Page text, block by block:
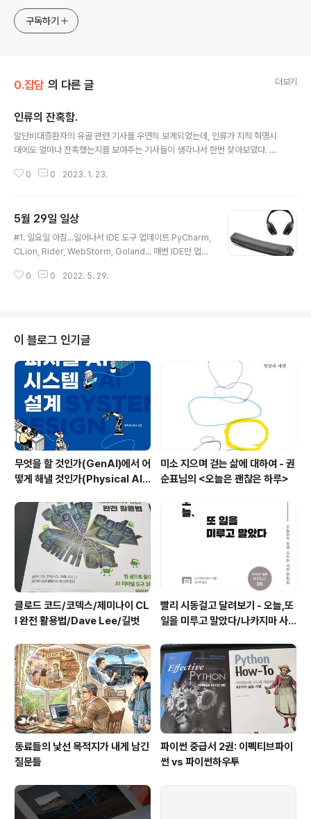
구독하기
0.잡담 의 다른 글 더보기
인류의 잔혹함.
말단비대증환자의 유골 관련 기사를 우연히 보게되었는데, 인류가 지적 혁명시
대에도 얼마나 잔혹했는지를 보여주는 기사들이 생각나서 한번 찾아보았다. #1.
납치되어 영국으로 강제 이주된 이후, 시신이 20세기 후반까지 자연사 박물관
녀! 도대체 왜? 사르키 바트만이라는 이름의 신상 기록에는 "1789년 태어나 2
002년 묻히다"는 특이한 연대기가 들어있다.생물학적으로 그녀는 1815년 사
망했다. 하지만 죽어서 땅에 묻히기... www.pressian.c..
0 0 2023. 1. 23.
5월 29일 일상
#1. 일요일 아침...일어나서 IDE 도구 업데이트 PyCharm,
CLion, Rider, WebStorm, Goland... 매번 IDE만 업데
사용하고 있는 헤드폰 부속품들이 낡고 헤져서 바꾸기로
만 하면 되도록 나온 것이 있어서 신청 로지텍 G35 이어패
드도 주문. #3 책만 출판사에서 최근 발간된 책에 대한리
뷰어로 선정됨. YES24 리뷰어 클럽. 국내 저자분이 적은,
희귀 주제에 대한 책이라 살짝 기대중.
0 0 2022. 5. 29.
이 블로그 인기글
무엇을 할 것인가(GenAI)에서 어
떻게 해낼 것인가(Physical AI)
미디어
미소 지으며 걷는 삶에 대하여 - 권
순표님의 <오늘은 괜찮은 하루>
클로드 코드/코덱스/제미나이 CL
I 완전 활용법/Dave Lee/길벗
빨리 시동걸고 달려보기 - 오늘,또
일을 미루고 말았다/나카지마 사
동료들의 낯선 목적지가 내게 남긴
질문들
파이썬 중급서 2권: 이펙티브파이
썬 vs 파이썬하우투